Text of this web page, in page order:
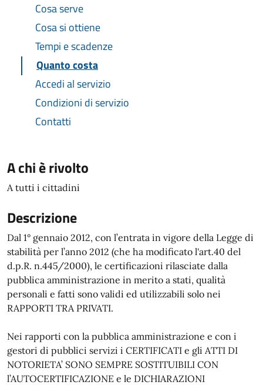
Cosa serve
Cosa si ottiene
Tempi e scadenze
Quanto costa
Accedi al servizio
Condizioni di servizio
Contatti
A chi è rivolto
A tutti i cittadini
Descrizione
Dal 1° gennaio 2012, con l’entrata in vigore della Legge di
stabilità per l’anno 2012 (che ha modificato l'art.40 del
d.p.R. n.445/2000), le certificazioni rilasciate dalla
pubblica amministrazione in merito a stati, qualità
personali e fatti sono validi ed utilizzabili solo nei
RAPPORTI TRA PRIVATI.
Nei rapporti con la pubblica amministrazione e con i
gestori di pubblici servizi i CERTIFICATI e gli ATTI DI
NOTORIETA’ SONO SEMPRE SOSTITUIBILI CON
l’AUTOCERTIFICAZIONE e le DICHIARAZIONI